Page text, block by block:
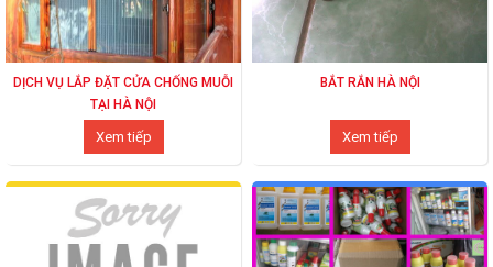
DỊCH VỤ LẮP ĐẶT CỬA CHỐNG MUỖI
TẠI HÀ NỘI
Xem tiếp
BẮT RẮN HÀ NỘI
Xem tiếp